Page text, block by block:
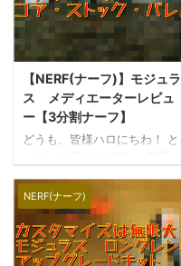
インショックをご紹介いたし
ます！ ツインショックとは、
2017年(アメリカ)に発売され
た最大10発をマズルに先込め
装填するショットガンタイプ
の大型ブラスターで、MEGAシ
リーズならではの威力と迫力
無二の超絶ナウい代物なんで
すよ！(*´ω`*) めっちゃ早口
で言ってそうｗｗｗ いやぁ、
つ ...
【NERF(ナーフ)】モジュラ
ス メディエーターレビュ
ー【3分割ナーフ】
どうも、皆様ハロにちわ！ と
ているNERF(ナーフ)メディエ
ーターをご紹介します！
NERF(ナーフ)とは、スポンジ
製の弾体を撃ち出す玩具銃シ
リーズです。 多種多様にデザ
NERF(ナーフ)